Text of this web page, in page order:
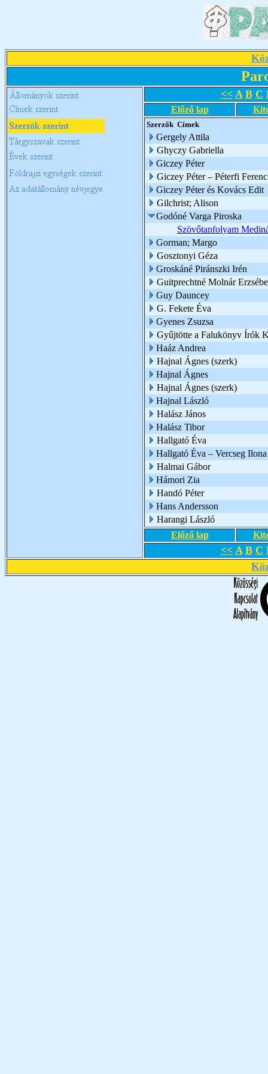
<< A B C
Előző lap
Szerzők Címek
Gergely Attila
Ghyczy Gabriella
Giczey Péter
Giczey Péter – Péterfi Ferenc
Giczey Péter és Kovács Edit
Gilchrist; Alison
Godóné Varga Piroska
Szövőtanfolyam
Gorman; Margo
Gosztonyi Géza
Groskáné Piránszki Irén
Guitprechtné Molnár
Guy Dauncey
G. Fekete Éva
Gyenes Zsuzsa
Gyűjtötte a Falukönyv Írók
Haáz Andrea
Hajnal Ágnes (szerk)
Hajnal Ágnes
Hajnal Ágnes (szerk)
Hajnal László
Halász János
Halász Tibor
Hallgató Éva
Hallgató Éva – Vercseg Ilona
Halmai Gábor
Hámori Zia
Handó Péter
Hans Andersson
Harangi László
Előző lap
<< A B C